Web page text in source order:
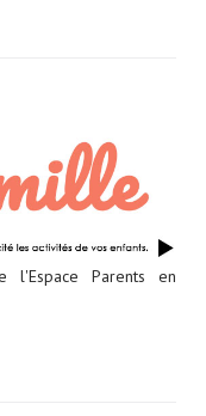
l'Espace Parents en